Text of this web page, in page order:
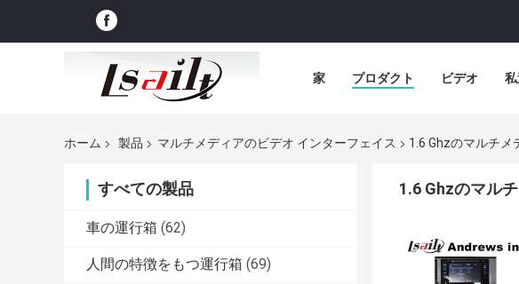
家 プロダクト ビデオ
ホーム 製品 マルチメディアのビデオ インターフェイス 1.6 Ghzのマルチ
すべての製品
車の運行箱 (62)
人間の特徴をもつ運行箱 (69)
1.6 Ghzのマル